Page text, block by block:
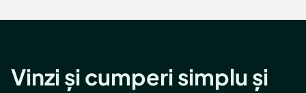
Vinzi și cumperi simplu și